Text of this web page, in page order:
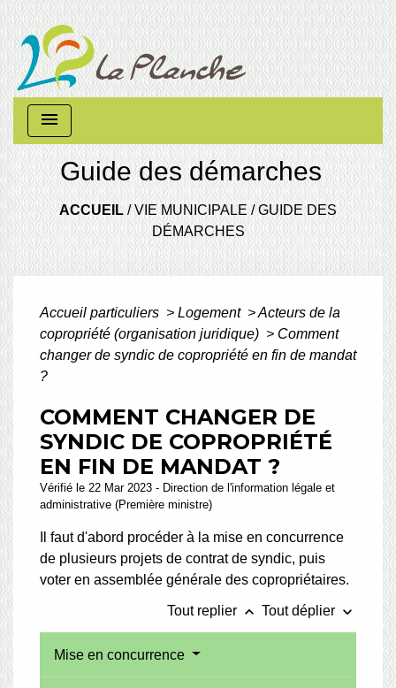
menu
Guide des démarches
ACCUEIL/VIE MUNICIPALE/GUIDE DES
DÉMARCHES
Accueil particuliers > Logement >Acteurs de la
copropriété (organisation juridique) > Comment
changer de syndic de copropriété en fin de mandat
?
COMMENT CHANGER DE
SYNDIC DE COPROPRIÉTÉ
EN FIN DE MANDAT ?
Vérifié le 22 Mar 2023 - Direction de l'information légale et
administrative (Première ministre)
Il faut d'abord procéder à la mise en concurrence
de plusieurs projets de contrat de syndic, puis
voter en assemblée générale des copropriétaires.
Tout replier keyboard_arrow_up Tout déplier keyboard_arrow_down
Mise en concurrence